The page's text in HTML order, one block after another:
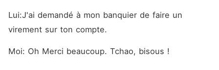
Lui:J'ai demandé à mon banquier de faire un
virement sur ton compte.
Moi: Oh Merci beaucoup. Tchao, bisous !